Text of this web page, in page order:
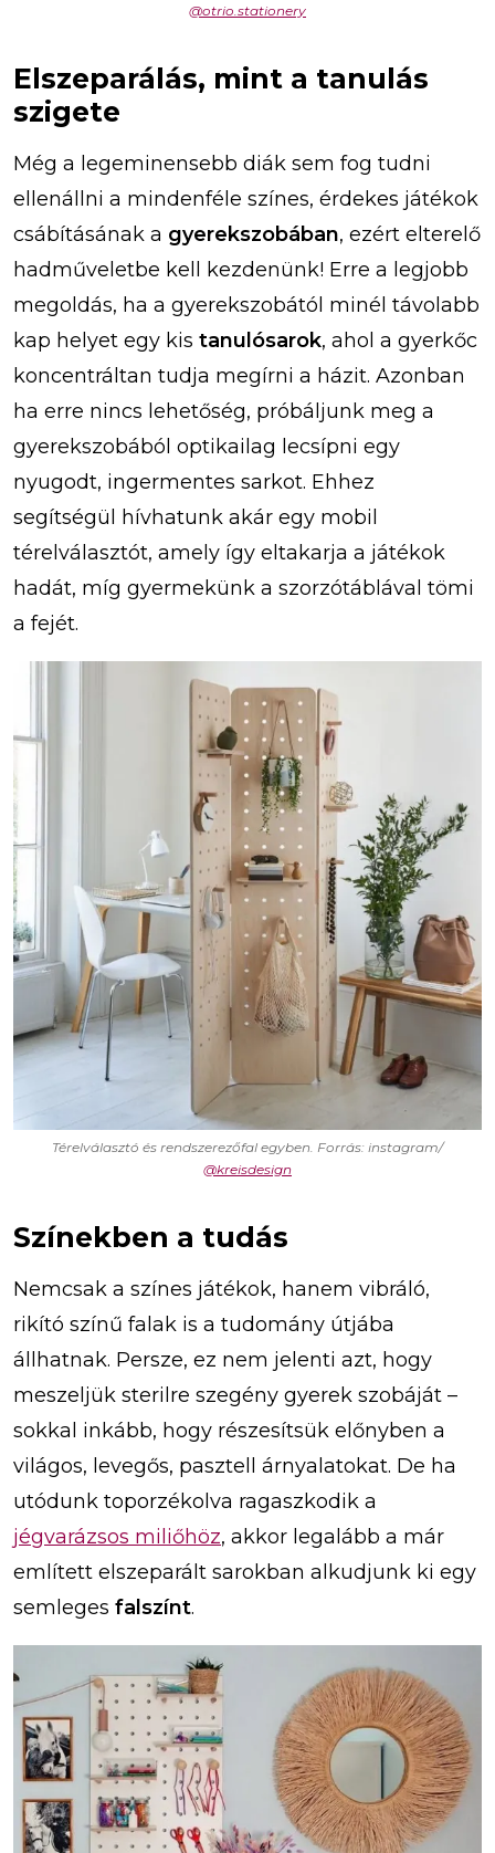
@otrio.stationery
Elszeparálás, mint a tanulás
szigete
Még a legeminensebb diák sem fog tudni
ellenállni a mindenféle színes, érdekes játékok
csábításának a gyerekszobában, ezért elterelő
hadműveletbe kell kezdenünk! Erre a legjobb
megoldás, ha a gyerekszobától minél távolabb
kap helyet egy kis tanulósarok, ahol a gyerkőc
koncentráltan tudja megírni a házit. Azonban
ha erre nincs lehetőség, próbáljunk meg a
gyerekszobából optikailag lecsípni egy
nyugodt, ingermentes sarkot. Ehhez
segítségül hívhatunk akár egy mobil
térelválasztót, amely így eltakarja a játékok
hadát, míg gyermekünk a szorzótáblával tömi
a fejét.
Térelválasztó és rendszerezőfal egyben. Forrás: instagram/
@kreisdesign
Színekben a tudás
Nemcsak a színes játékok, hanem vibráló,
rikító színű falak is a tudomány útjába
állhatnak. Persze, ez nem jelenti azt, hogy
meszeljük sterilre szegény gyerek szobáját –
sokkal inkább, hogy részesítsük előnyben a
világos, levegős, pasztell árnyalatokat. De ha
utódunk toporzékolva ragaszkodik a
jégvarázsos miliőhöz, akkor legalább a már
említett elszeparált sarokban alkudjunk ki egy
semleges falszínt.